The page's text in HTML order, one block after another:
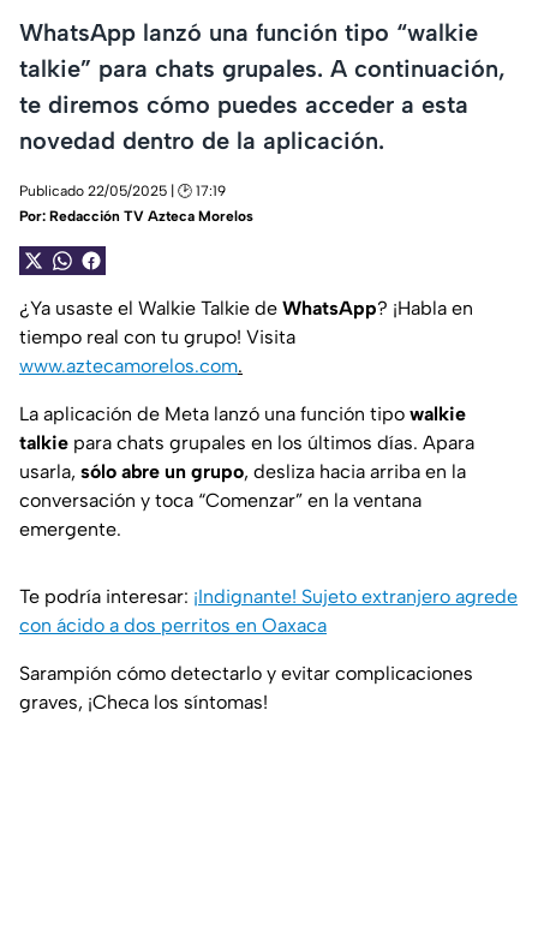
WhatsApp lanzó una función tipo “walkie
talkie” para chats grupales. A continuación,
te diremos cómo puedes acceder a esta
novedad dentro de la aplicación.
Publicado 22/05/2025 | 🕑 17:19
Por: Redacción TV Azteca Morelos
¿Ya usaste el Walkie Talkie de WhatsApp? ¡Habla en
tiempo real con tu grupo! Visita
www.aztecamorelos.com.
La aplicación de Meta lanzó una función tipo walkie
talkie para chats grupales en los últimos días. Apara
usarla, sólo abre un grupo, desliza hacia arriba en la
conversación y toca “Comenzar” en la ventana
emergente.
Te podría interesar: ¡Indignante! Sujeto extranjero agrede
con ácido a dos perritos en Oaxaca
Sarampión cómo detectarlo y evitar complicaciones
graves, ¡Checa los síntomas!